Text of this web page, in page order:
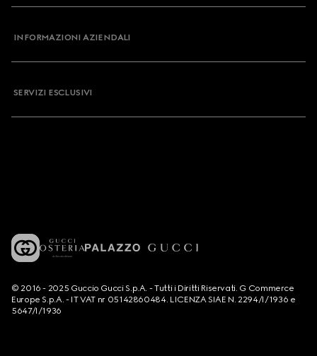
INFORMAZIONI AZIENDALI
SERVIZI ESCLUSIVI
© 2016 - 2025 Guccio Gucci S.p.A. - Tutti i Diritti Riservati. G Commerce
Europe S.p.A. - IT VAT nr 05142860484. LICENZA SIAE N. 2294/I/1936 e
5647/I/1936